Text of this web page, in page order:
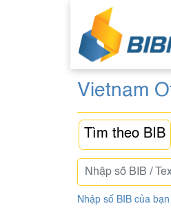
Vietnam
Tìm theo BIB
Nhập số BIB của